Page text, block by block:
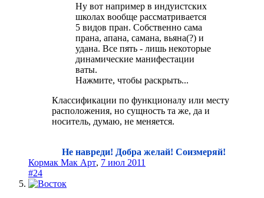
Ну вот например в индуистских
школах вообще рассматривается
5 видов пран. Собственно сама
прана, апана, самана, вьяна(?) и
удана. Все пять - лишь некоторые
динамические манифестации
ваты.
Нажмите, чтобы раскрыть...
Классификации по функционалу или месту
расположения, но сущность та же, да и
носитель, думаю, не меняется.
Не навреди! Добра желай! Соизмеряй!
Кормак Мак Арт, 7 июл 2011
#24